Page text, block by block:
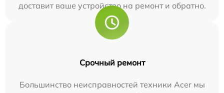
доставит ваше устройство на ремонт и обратно.
Срочный ремонт
Большинство неисправностей техники Acer мы